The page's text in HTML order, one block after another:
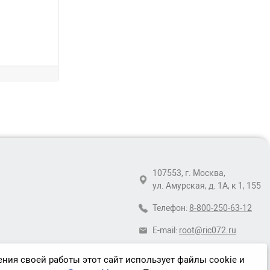
107553, г. Москва,
ул. Амурская, д. 1А, к 1, 155
Телефон: 8-800-250-63-12
E-mail: root@ric072.ru
своей работы этот сайт использует файлы cookie и